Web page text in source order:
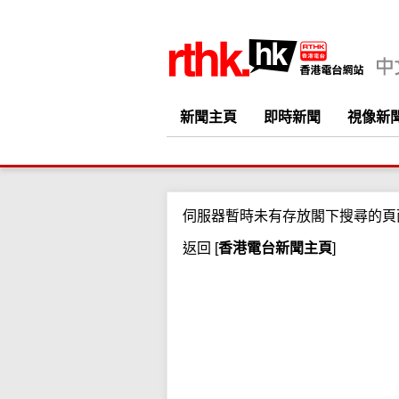
新聞主頁 即時新聞 視像新
伺服器暫時未有存放閣下搜尋的頁
返回 [香港電台新聞主頁]